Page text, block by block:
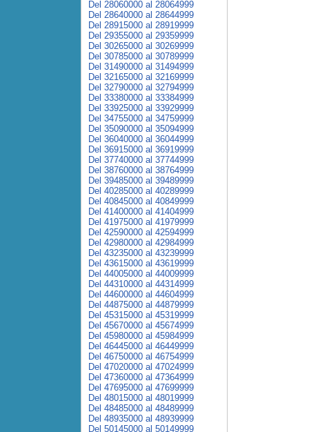
Del 28060000 al 28064999
Del 28640000 al 28644999
Del 28915000 al 28919999
Del 29355000 al 29359999
Del 30265000 al 30269999
Del 30785000 al 30789999
Del 31490000 al 31494999
Del 32165000 al 32169999
Del 32790000 al 32794999
Del 33380000 al 33384999
Del 33925000 al 33929999
Del 34755000 al 34759999
Del 35090000 al 35094999
Del 36040000 al 36044999
Del 36915000 al 36919999
Del 37740000 al 37744999
Del 38760000 al 38764999
Del 39485000 al 39489999
Del 40285000 al 40289999
Del 40845000 al 40849999
Del 41400000 al 41404999
Del 41975000 al 41979999
Del 42590000 al 42594999
Del 42980000 al 42984999
Del 43235000 al 43239999
Del 43615000 al 43619999
Del 44005000 al 44009999
Del 44310000 al 44314999
Del 44600000 al 44604999
Del 44875000 al 44879999
Del 45315000 al 45319999
Del 45670000 al 45674999
Del 45980000 al 45984999
Del 46445000 al 46449999
Del 46750000 al 46754999
Del 47020000 al 47024999
Del 47360000 al 47364999
Del 47695000 al 47699999
Del 48015000 al 48019999
Del 48485000 al 48489999
Del 48935000 al 48939999
Del 50145000 al 50149999